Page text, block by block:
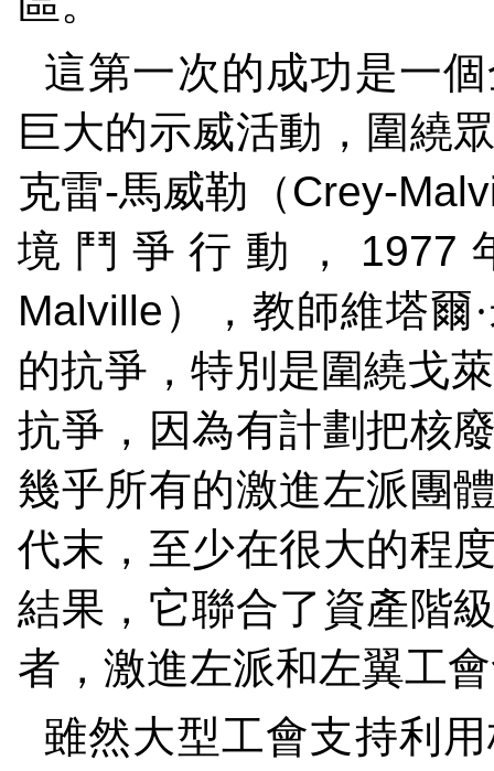
這第一次的成功是一
巨大的示威活動，圍繞
克雷-馬威勒（Crey-
境鬥爭行動， 1977
Malville ），教師維塔爾
的抗爭，特別是圍繞戈
抗爭，因為有計劃把核
幾乎所有的激進左派團
代末，至少在很大的程
結果，它聯合了資產階
者，激進左派和左翼工
雖然大型工會支持利